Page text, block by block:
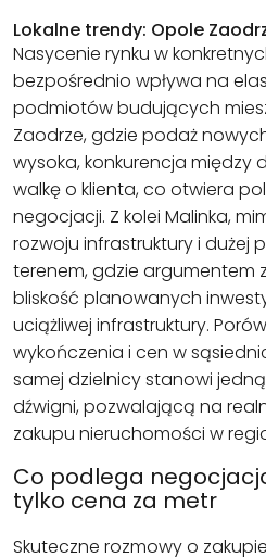
Lokalne trendy: Opole
Nasycenie rynku w
bezpośrednio wpływa na
podmiotów budujących
Zaodrze, gdzie podaż
wysoka, konkurencja między
walkę o klienta, co otwiera
negocjacji. Z kolei Malinka,
rozwoju infrastruktury i dużej
terenem, gdzie argumentem
bliskość planowanych
uciążliwej infrastruktury.
wykończenia i cen w
samej dzielnicy stanowi
dźwigni, pozwalającą na
zakupu nieruchomości w
Co podlega
tylko cena za metr
Skuteczne rozmowy o